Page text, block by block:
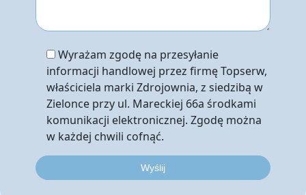
Wyrażam zgodę na przesyłanie
informacji handlowej przez firmę Topserw,
właściciela marki Zdrojownia, z siedzibą w
Zielonce przy ul. Mareckiej 66a środkami
komunikacji elektronicznej. Zgodę można
w każdej chwili cofnąć.